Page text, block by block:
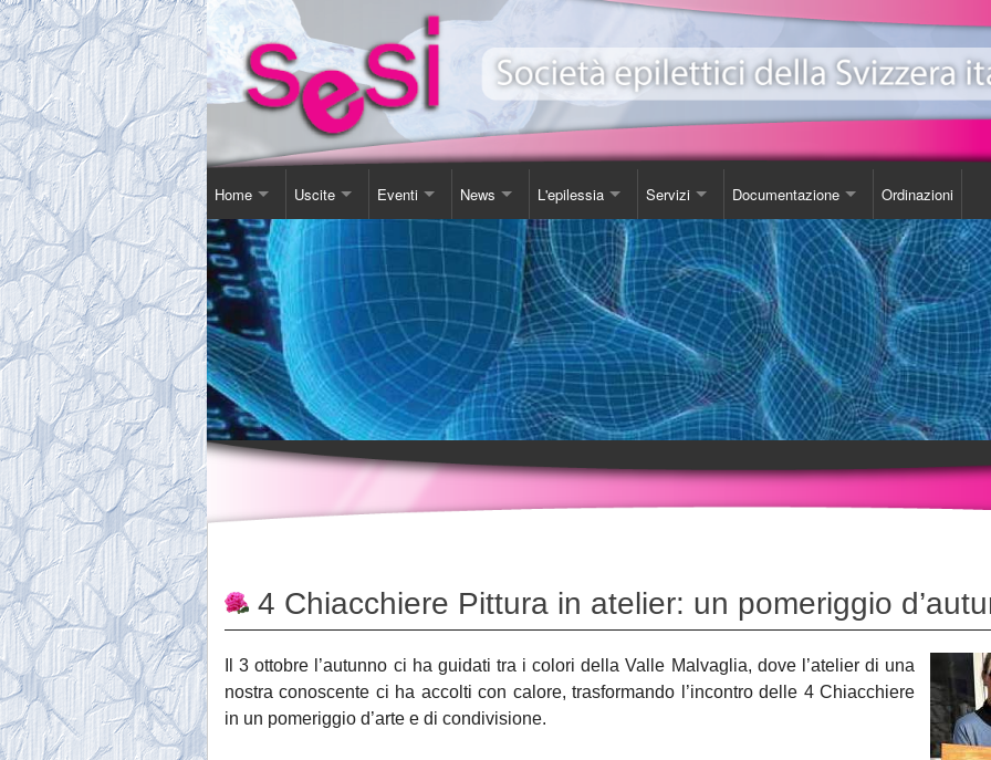
Home
Contatti
Chi Siamo
Comitato
Tassa Sociale
Statuto
Uscite
Corso Soggiorno
Gita Autunnale
Incontri in Piscina
Altro
Eventi
Giornata Inter-Nazionale Epilessia
Corsi e conferenze
Video Presentazione EeXpPiO
Sensibilizzazione
Teatro
News
Comunicazioni
Agenda
Esposizione sull'epilessia
Novita'
L'epilessia
Come Comportarsi
Servizi
Consulenza
Luoghi d'incontro
Biblioteca
Videoteca
Carta SOS
Documentazione
Libro
Studi
DVD
Opuscoli
Ordinazioni
Ordinazioni
4 Chiacchiere Pittura in atelier: un pomeriggio
Il 3 ottobre l’autunno ci ha guidati tra i colori della Valle Malvaglia, dove l’atelier di una
nostra conoscente ci ha accolti con calore, trasformando l’incontro delle 4 Chiacchiere
in un pomeriggio d’arte e di condivisione.